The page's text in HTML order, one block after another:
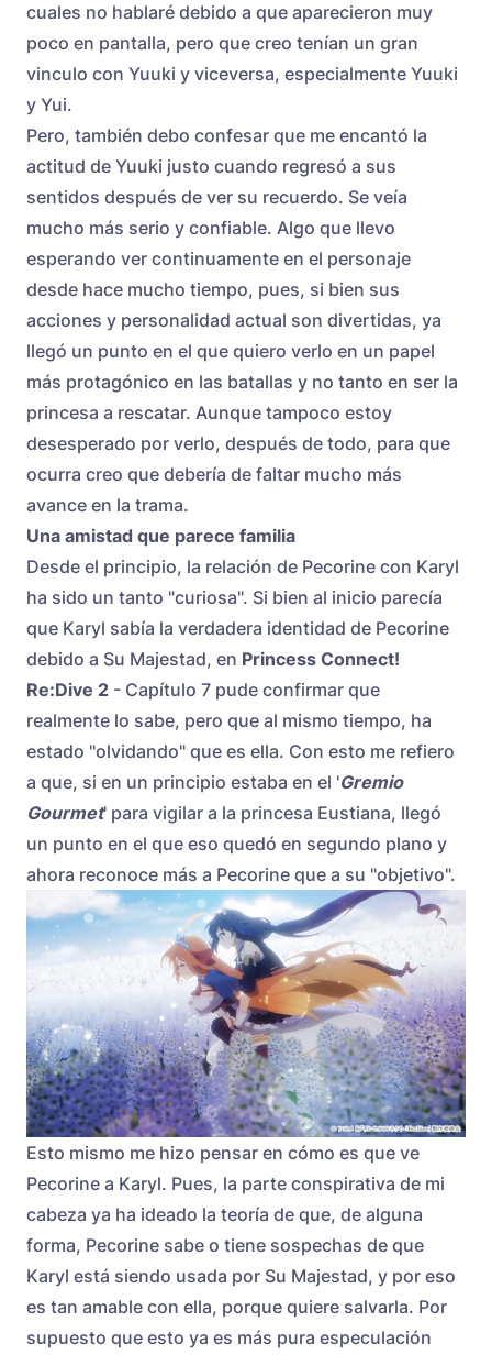
cuales no hablaré debido a que aparecieron muy
poco en pantalla, pero que creo tenían un gran
vinculo con Yuuki y viceversa, especialmente Yuuki
y Yui.
Pero, también debo confesar que me encantó la
actitud de Yuuki justo cuando regresó a sus
sentidos después de ver su recuerdo. Se veía
mucho más serio y confiable. Algo que llevo
esperando ver continuamente en el personaje
desde hace mucho tiempo, pues, si bien sus
acciones y personalidad actual son divertidas, ya
llegó un punto en el que quiero verlo en un papel
más protagónico en las batallas y no tanto en ser la
princesa a rescatar. Aunque tampoco estoy
desesperado por verlo, después de todo, para que
ocurra creo que debería de faltar mucho más
avance en la trama.
Una amistad que parece familia
Desde el principio, la relación de Pecorine con Karyl
ha sido un tanto "curiosa". Si bien al inicio parecía
que Karyl sabía la verdadera identidad de Pecorine
debido a Su Majestad, en Princess Connect!
Re:Dive 2 - Capítulo 7 pude confirmar que
realmente lo sabe, pero que al mismo tiempo, ha
estado "olvidando" que es ella. Con esto me refiero
a que, si en un principio estaba en el 'Gremio
Gourmet' para vigilar a la princesa Eustiana, llegó
un punto en el que eso quedó en segundo plano y
ahora reconoce más a Pecorine que a su "objetivo".
Esto mismo me hizo pensar en cómo es que ve
Pecorine a Karyl. Pues, la parte conspirativa de mi
cabeza ya ha ideado la teoría de que, de alguna
forma, Pecorine sabe o tiene sospechas de que
Karyl está siendo usada por Su Majestad, y por eso
es tan amable con ella, porque quiere salvarla. Por
supuesto que esto ya es más pura especulación